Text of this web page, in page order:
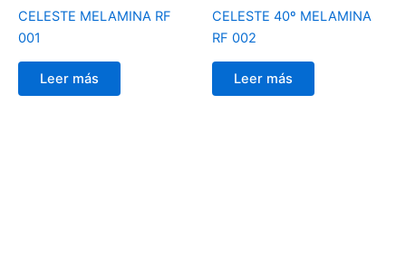
CELESTE MELAMINA RF
001
Leer más
CELESTE 40º MELAMINA
RF 002
Leer más